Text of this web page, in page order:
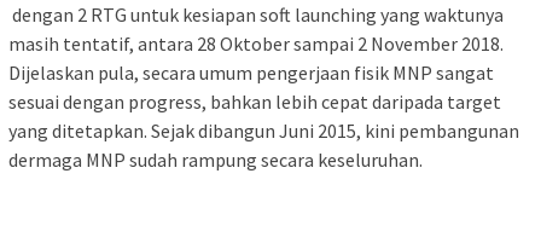
dengan 2 RTG untuk kesiapan soft launching yang waktunya
masih tentatif, antara 28 Oktober sampai 2 November 2018.
Dijelaskan pula, secara umum pengerjaan fisik MNP sangat
sesuai dengan progress, bahkan lebih cepat daripada target
yang ditetapkan. Sejak dibangun Juni 2015, kini pembangunan
dermaga MNP sudah rampung secara keseluruhan.